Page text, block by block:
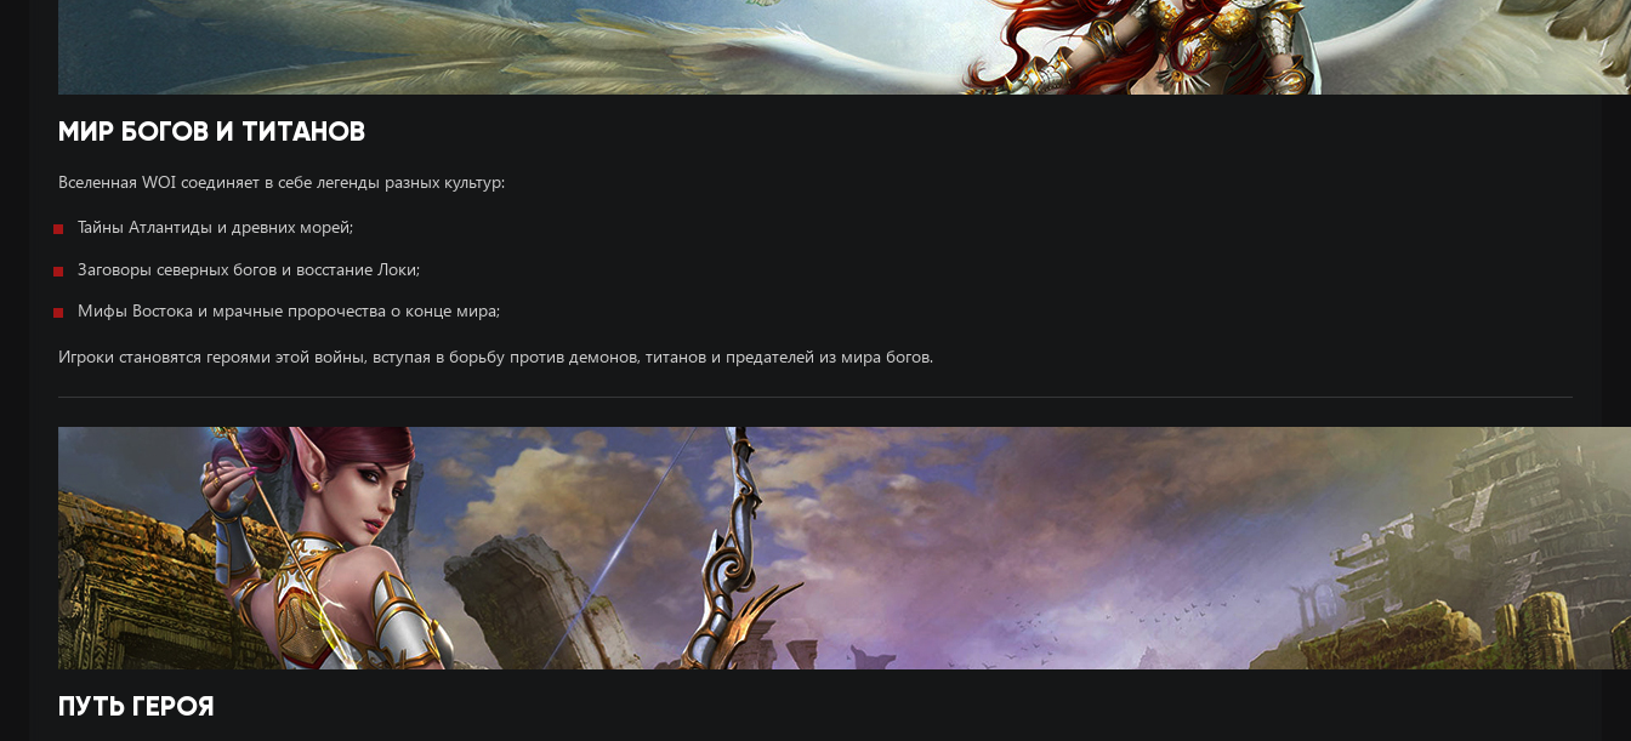
МИР БОГОВ И ТИТАНОВ
Вселенная WOI соединяет в себе легенды разных культур:
Тайны Атлантиды и древних морей;
Заговоры северных богов и восстание Локи;
Мифы Востока и мрачные пророчества о конце мира;
Игроки становятся героями этой войны, вступая в борьбу против демонов, титанов и предателей из мира богов.
ПУТЬ ГЕРОЯ